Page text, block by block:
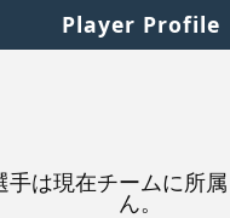
Player Profile
手は現在チームに所
ん。